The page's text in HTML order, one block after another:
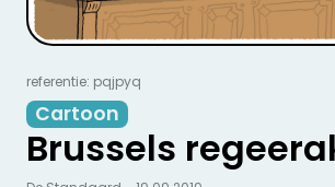
referentie: pqjpyq
Cartoon
Brussels